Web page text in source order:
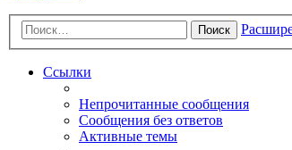
Поиск
Ссылки
Непрочитанные сообщения
Сообщения без ответов
Активные темы